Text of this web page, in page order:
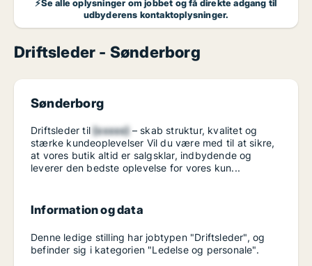
⚡Se alle oplysninger om jobbet og få direkte adgang til
udbyderens kontaktoplysninger.
Driftsleder - Sønderborg
Sønderborg
Driftsleder til[xxxxx]– skab struktur, kvalitet og
stærke kundeoplevelser Vil du være med til at sikre,
at vores butik altid er salgsklar, indbydende og
leverer den bedste oplevelse for vores kun...
Information og data
Denne ledige stilling har jobtypen "Driftsleder", og
befinder sig i kategorien "Ledelse og personale".